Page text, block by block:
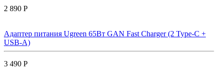
2 890 Р
Адаптер питания Ugreen 65Вт GAN Fast Charger (2 Type-C +
USB-A)
3 490 Р